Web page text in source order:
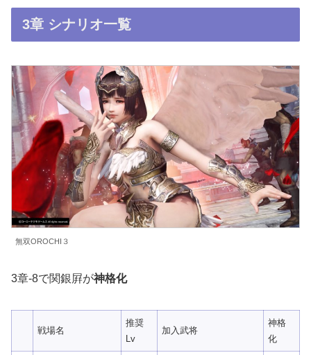
3章 シナリオ一覧
無双OROCHI３
3章-8で関銀屛が神格化
戦場名
推奨
Lv
加入武将
神格
化